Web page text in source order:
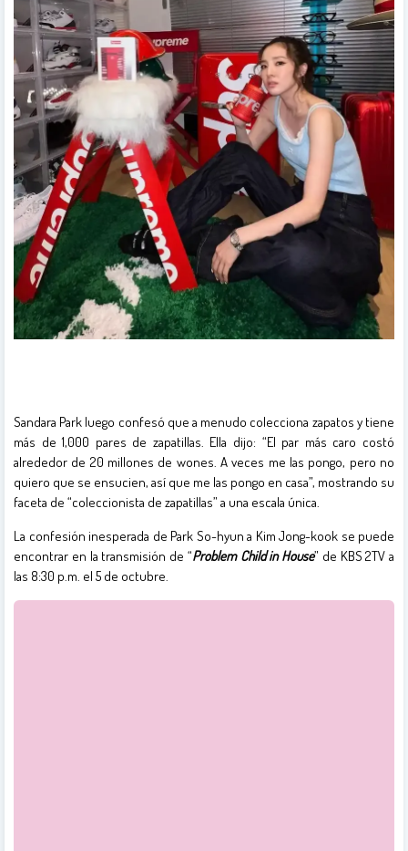
Sandara Park luego confesó que a menudo colecciona zapatos y tiene
más de 1,000 pares de zapatillas. Ella dijo: “El par más caro costó
alrededor de 20 millones de wones. A veces me las pongo, pero no
quiero que se ensucien, así que me las pongo en casa”, mostrando su
faceta de “coleccionista de zapatillas” a una escala única.
La confesión inesperada de Park So-hyun a Kim Jong-kook se puede
encontrar en la transmisión de “Problem Child in House” de KBS 2TV a
las 8:30 p.m. el 5 de octubre.